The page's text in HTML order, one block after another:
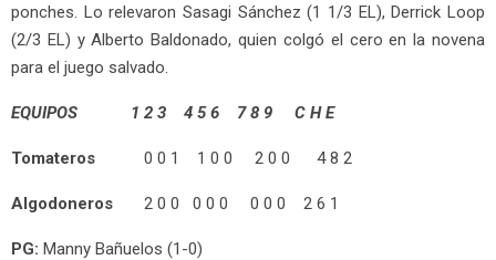
ponches. Lo relevaron Sasagi Sánchez (1 1/3 EL), Derrick Loop
(2/3 EL) y Alberto Baldonado, quien colgó el cero en la novena
para el juego salvado.
EQUIPOS 1 2 3 4 5 6 7 8 9 C H E
Tomateros 0 0 1 1 0 0 2 0 0 4 8 2
Algodoneros 2 0 0 0 0 0 0 0 0 2 6 1
PG: Manny Bañuelos (1-0)